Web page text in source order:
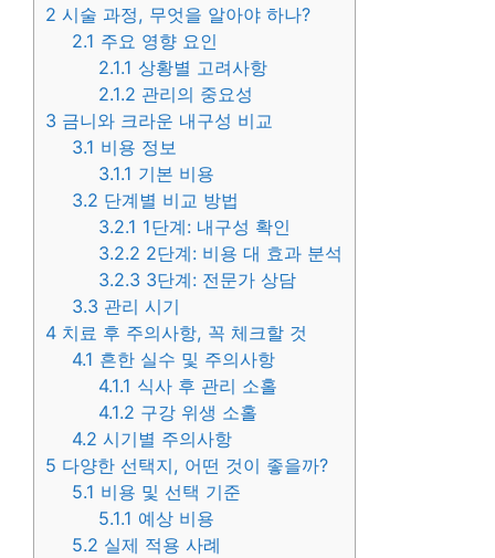
2 시술 과정, 무엇을 알아야 하나?
2.1 주요 영향 요인
2.1.1 상황별 고려사항
2.1.2 관리의 중요성
3 금니와 크라운 내구성 비교
3.1 비용 정보
3.1.1 기본 비용
3.2 단계별 비교 방법
3.2.1 1단계: 내구성 확인
3.2.2 2단계: 비용 대 효과 분석
3.2.3 3단계: 전문가 상담
3.3 관리 시기
4 치료 후 주의사항, 꼭 체크할 것
4.1 흔한 실수 및 주의사항
4.1.1 식사 후 관리 소홀
4.1.2 구강 위생 소홀
4.2 시기별 주의사항
5 다양한 선택지, 어떤 것이 좋을까?
5.1 비용 및 선택 기준
5.1.1 예상 비용
5.2 실제 적용 사례